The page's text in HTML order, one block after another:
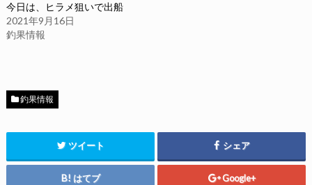
今日は、ヒラメ狙いで出船
2021年9月16日
釣果情報
釣果情報
ツイート シェア
はてブ Google+